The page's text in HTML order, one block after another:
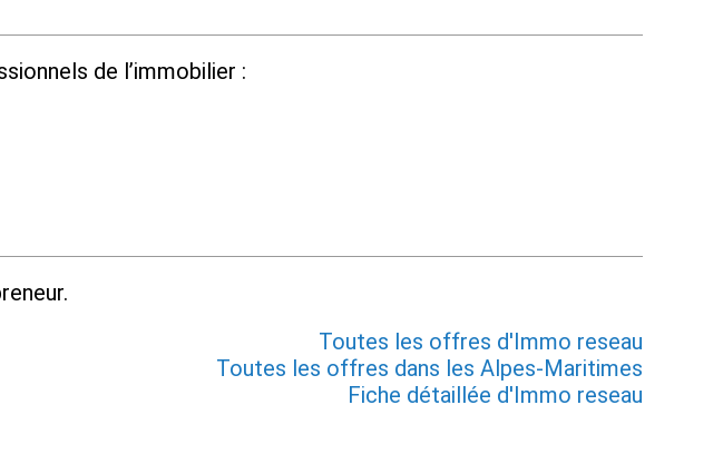
de l’immobilier :
Toutes les offres d'Immo reseau
Toutes les offres dans les Alpes-Maritimes
Fiche détaillée d'Immo reseau